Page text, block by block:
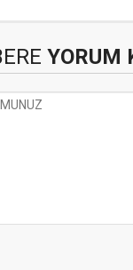
YORUM